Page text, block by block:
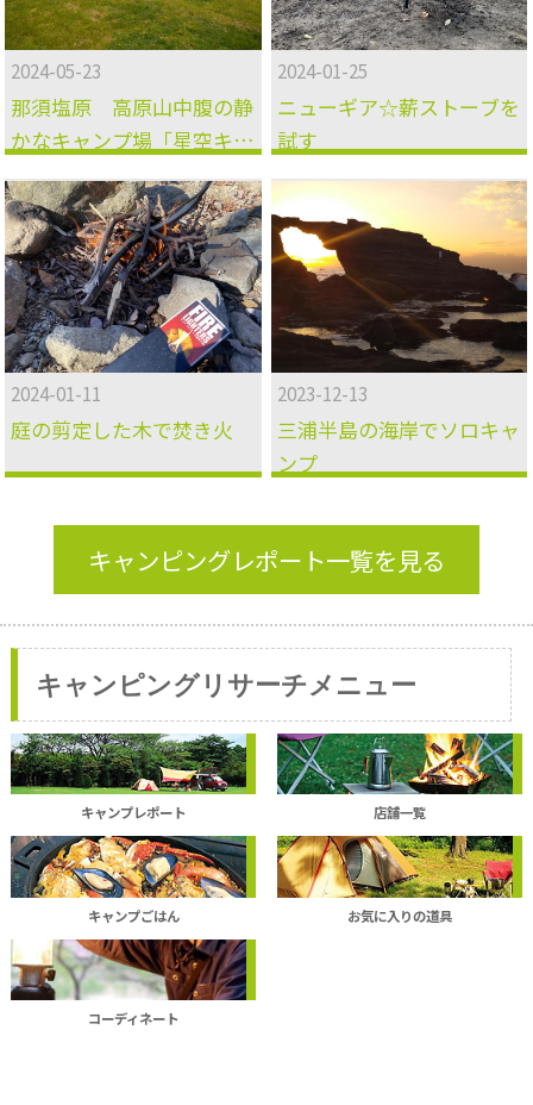
2024-05-23
那須塩原 高原山中腹の静
かなキャンプ場「星空キャ
2024-01-25
ニューギア☆薪ストーブを
試す
2024-01-11
庭の剪定した木で焚き火
2023-12-13
三浦半島の海岸でソロキャ
ンプ
キャンピングレポート一覧を見る
キャンピングリサーチメニュー
キャンプレポート 店舗一覧
キャンプごはん お気に入りの道具
コーディネート